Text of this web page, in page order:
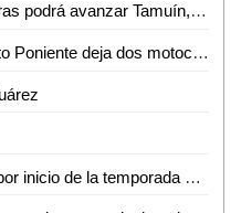
Solo con continuidad en las obras podrá avanzar Tamuín, afirma exalcalde
Choque frontal en el Libramiento Poniente deja dos motociclistas inconscientes
Prevén lluvias fuertes en SLP por inicio de la temporada de huracanes